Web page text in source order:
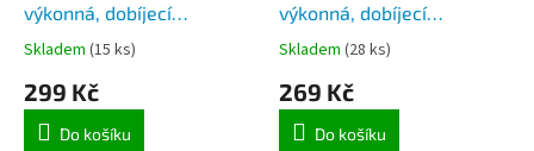
výkonná, dobíjecí
cyklistická a servisní
hlavová LED svítilna,
dobíjení z USB, plošný svit
Skladem (15 ks)
299 Kč
Do košíku
výkonná, dobíjecí
cyklistická a servisní LED
svítilna na hlavu, nabíjení
z USB, 4 režimy svitu
Skladem (28 ks)
269 Kč
Do košíku